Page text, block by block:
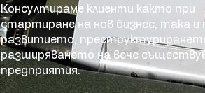
Консултираме клиенти както при
стартиране на нов бизнес, така и
развитието,
разширяването на вече
предприятия.